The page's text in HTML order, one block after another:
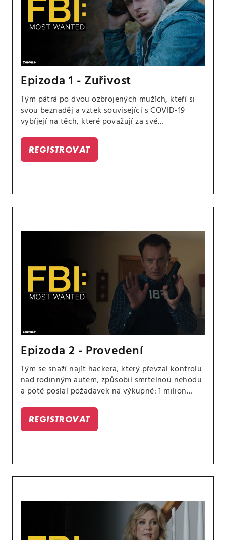
Epizoda 1 - Zuřivost
Tým pátrá po dvou ozbrojených mužích, kteří si
svou beznaděj a vztek související s COVID-19
vybíjejí na těch, které považují za své
svého syna.
REGISTROVAT
Epizoda 2 - Provedení
Tým se snaží najít hackera, který převzal kontrolu
nad rodinným autem, způsobil smrtelnou nehodu
a poté poslal požadavek na výkupné: 1 milion
REGISTROVAT